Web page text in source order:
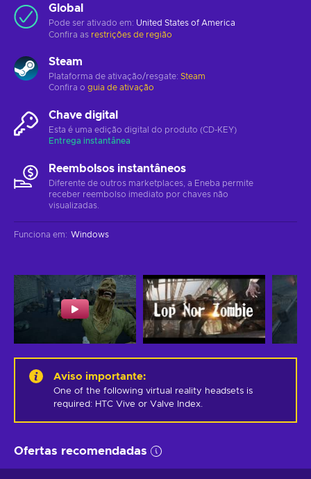
Global
Pode ser ativado em: United States of America
Confira as restrições de região
Steam
Plataforma de ativação/resgate: Steam
Confira o guia de ativação
Chave digital
Esta é uma edição digital do produto (CD-KEY)
Entrega instantânea
Reembolsos instantâneos
Diferente de outros marketplaces, a Eneba permite
receber reembolso imediato por chaves não
visualizadas.
Funciona em: Windows
Aviso importante:
One of the following virtual reality headsets is
required: HTC Vive or Valve Index.
Ofertas recomendadas